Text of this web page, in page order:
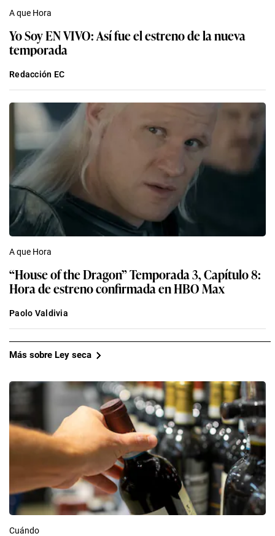
A que Hora
Yo Soy EN VIVO: Así fue el estreno de la nueva
temporada
Redacción EC
A que Hora
“House of the Dragon” Temporada 3, Capítulo 8:
Hora de estreno confirmada en HBO Max
Paolo Valdivia
Más sobre Ley seca
Cuándo